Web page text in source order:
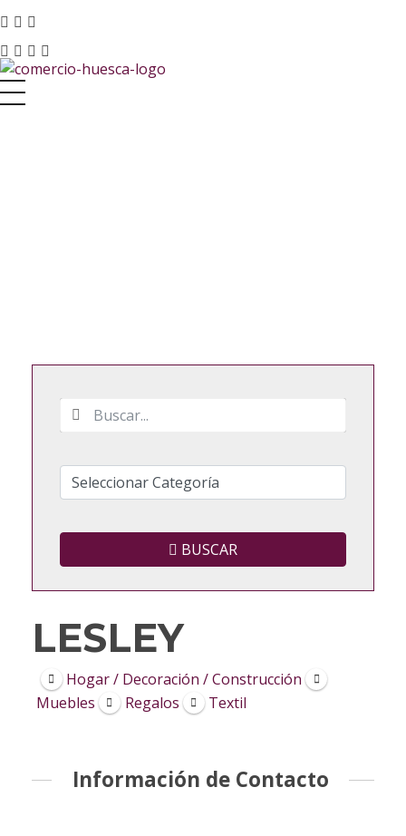
Asociación de Comercio y Servicios de Huesca
BUSCAR
LESLEY
Hogar / Decoración / Construcción
Muebles
Regalos Textil
Información de Contacto